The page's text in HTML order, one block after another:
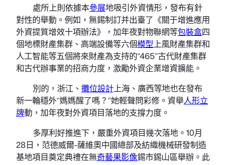
處所上則依據本參展地吸引外資情形，發布有針
對性的舉動。例如，無錫制訂并出臺了《關于增進應用
外資提質增效十項辦法》，加年夜對物聯網等包裝盒四
個地標財產集群、高端設備等六個模型上風財產集群和
人工智能等五個將來財產為支持的“465”古代財產集群
和古代辦事業的招商力度，激勵外資企業增資擴能。
別的，浙江、 攤位設計上海、廣西等地也在發布
新一輪穩外“媽媽醒了嗎？”她輕聲問彩修。資舉人形立
牌動，加年夜對外資項目落地的支撐力度。
多厚利好推進下，嚴重外資項目幾次落地。10月
28日，范德威爾-薩維奧中國總部及紡織機械研發制造
基地項目奠定典禮在無奇藝果影像錫市錫山區舉辦。此